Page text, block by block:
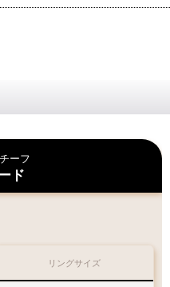
もございます
ーフ
ド
リングサイズ